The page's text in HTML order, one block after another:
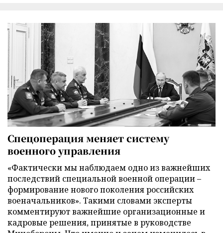
Спецоперация меняет систему
военного управления
«Фактически мы наблюдаем одно из важнейших
последствий специальной военной операции –
формирование нового поколения российских
военачальников». Такими словами эксперты
комментируют важнейшие организационные и
кадровые решения, принятые в руководстве